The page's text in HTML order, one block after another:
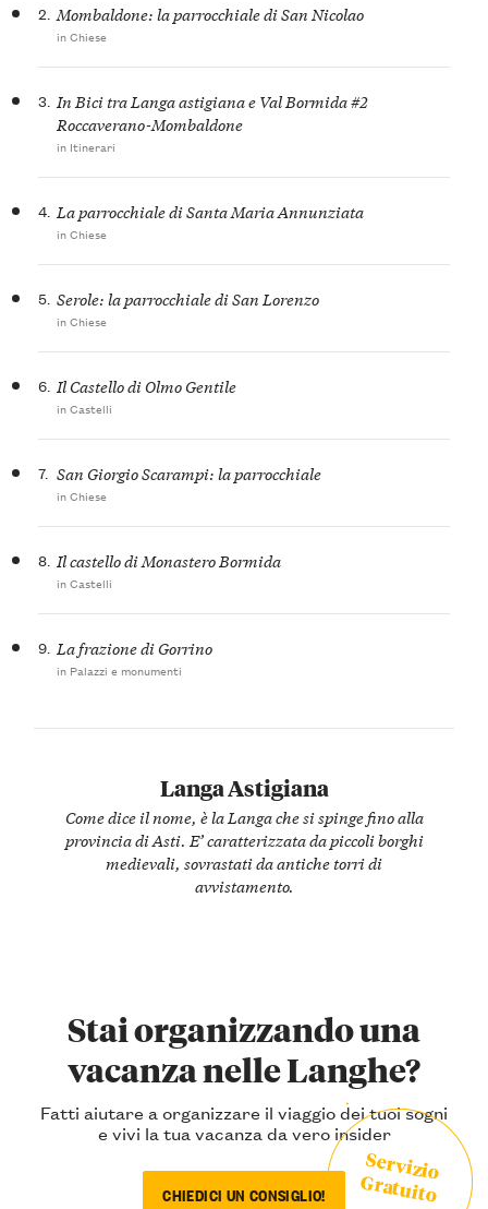
Langa Astigiana
Come dice il nome, è la Langa che si spinge fino alla
provincia di Asti. E’ caratterizzata da piccoli borghi
medievali, sovrastati da antiche torri di
avvistamento.
2. Mombaldone: la parrocchiale di San Nicolao
in Chiese
3. In Bici tra Langa astigiana e Val Bormida #2
Roccaverano-Mombaldone
in Itinerari
4. La parrocchiale di Santa Maria Annunziata
in Chiese
5. Serole: la parrocchiale di San Lorenzo
in Chiese
6. Il Castello di Olmo Gentile
in Castelli
7. San Giorgio Scarampi: la parrocchiale
in Chiese
8. Il castello di Monastero Bormida
in Castelli
9. La frazione di Gorrino
in Palazzi e monumenti
Stai organizzando una
vacanza nelle Langhe?
Fatti aiutare a organizzare il viaggio dei tuoi sogni
e vivi la tua vacanza da vero insider
CHIEDICI UN CONSIGLIO!
Servizio
Gratuito